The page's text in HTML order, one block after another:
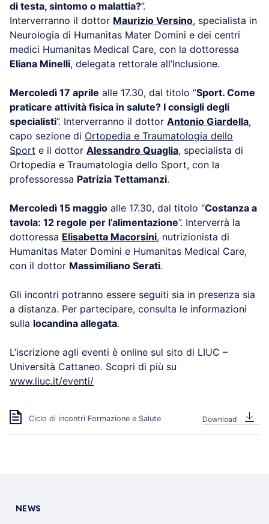
di testa, sintomo o malattia?”.
Interverranno il dottor Maurizio Versino, specialista in
Neurologia di Humanitas Mater Domini e dei centri
medici Humanitas Medical Care, con la dottoressa
Eliana Minelli, delegata rettorale all’Inclusione.
Mercoledì 17 aprile alle 17.30, dal titolo “Sport. Come
praticare attività fisica in salute? I consigli degli
specialisti”. Interverranno il dottor Antonio Giardella,
capo sezione di Ortopedia e Traumatologia dello
Sport e il dottor Alessandro Quaglia, specialista di
Ortopedia e Traumatologia dello Sport, con la
professoressa Patrizia Tettamanzi.
Mercoledì 15 maggio alle 17.30, dal titolo “Costanza a
tavola: 12 regole per l’alimentazione”. Interverrà la
dottoressa Elisabetta Macorsini, nutrizionista di
Humanitas Mater Domini e Humanitas Medical Care,
con il dottor Massimiliano Serati.
Gli incontri potranno essere seguiti sia in presenza sia
a distanza. Per partecipare, consulta le informazioni
sulla locandina allegata.
L’iscrizione agli eventi è online sul sito di LIUC –
Università Cattaneo. Scopri di più su
www.liuc.it/eventi/
Ciclo di incontri Formazione e Salute Download
NEWS